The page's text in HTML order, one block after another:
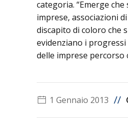
categoria. “Emerge
imprese, associazioni
discapito di coloro che
evidenziano i
delle imprese percorso
1 Gennaio 2013 //